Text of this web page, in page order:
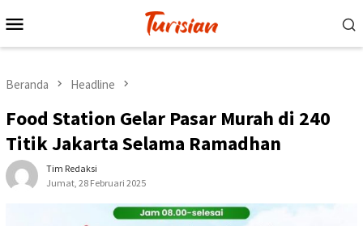
ke
Mobile
Beranda Headline
Food Station Gelar Pasar Murah di 240
Titik Jakarta Selama Ramadhan
Tim Redaksi
Jumat, 28 Februari 2025